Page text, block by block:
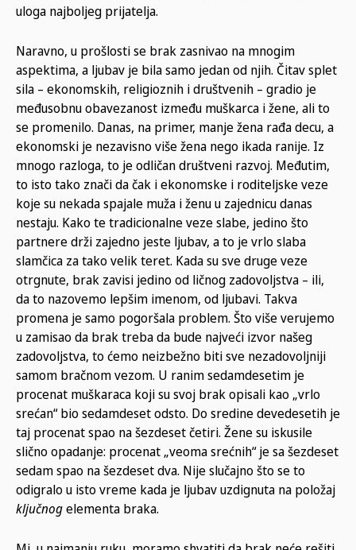
uloga najboljeg prijatelja.
Naravno, u prošlosti se brak zasnivao na mnogim
aspektima, a ljubav je bila samo jedan od njih. Čitav splet
sila – ekonomskih, religioznih i društvenih – gradio je
međusobnu obavezanost između muškarca i žene, ali to
se promenilo. Danas, na primer, manje žena rađa decu, a
ekonomski je nezavisno više žena nego ikada ranije. Iz
mnogo razloga, to je odličan društveni razvoj. Međutim,
to isto tako znači da čak i ekonomske i roditeljske veze
koje su nekada spajale muža i ženu u zajednicu danas
nestaju. Kako te tradicionalne veze slabe, jedino što
partnere drži zajedno jeste ljubav, a to je vrlo slaba
slamčica za tako velik teret. Kada su sve druge veze
otrgnute, brak zavisi jedino od ličnog zadovoljstva – ili,
da to nazovemo lepšim imenom, od ljubavi. Takva
promena je samo pogoršala problem. Što više verujemo
u zamisao da brak treba da bude najveći izvor našeg
zadovoljstva, to ćemo neizbežno biti sve nezadovoljniji
samom bračnom vezom. U ranim sedamdesetim je
procenat muškaraca koji su svoj brak opisali kao „vrlo
srećan“ bio sedamdeset odsto. Do sredine devedesetih je
taj procenat spao na šezdeset četiri. Žene su iskusile
slično opadanje: procenat „veoma srećnih“ je sa šezdeset
sedam spao na šezdeset dva. Nije slučajno što se to
odigralo u isto vreme kada je ljubav uzdignuta na položaj
ključnogelementa braka.